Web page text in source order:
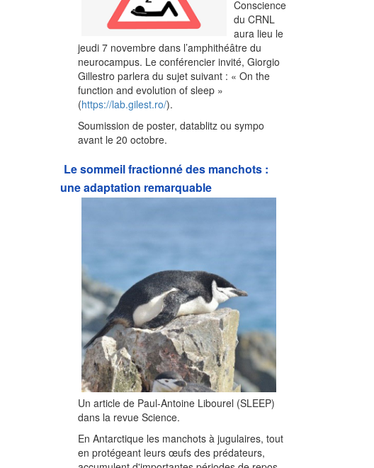
Conscience
du CRNL
aura lieu le
jeudi 7 novembre dans l’amphithéâtre du
neurocampus. Le conférencier invité, Giorgio
Gillestro parlera du sujet suivant : « On the
function and evolution of sleep »
(https://lab.gilest.ro/).
Soumission de poster, datablitz ou sympo
avant le 20 octobre.
Le sommeil fractionné des manchots :
une adaptation remarquable
Un article de Paul-Antoine Libourel (SLEEP)
dans la revue Science.
En Antarctique les manchots à jugulaires, tout
en protégeant leurs œufs des prédateurs,